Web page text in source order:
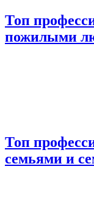
Топ
пожилыми
Топ
семьями и